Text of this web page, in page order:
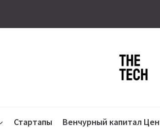
Стартапы Венчурный капитал